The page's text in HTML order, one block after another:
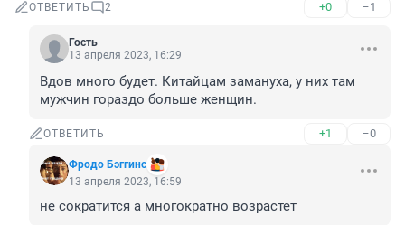
ОТВЕТИТЬ 2 +0 –1
Гость
13 апреля 2023, 16:29
Вдов много будет. Китайцам замануха, у них там
мужчин гораздо больше женщин.
ОТВЕТИТЬ +1 –0
Фродо Бэггинс
13 апреля 2023, 16:59
не сократится а многократно возрастет